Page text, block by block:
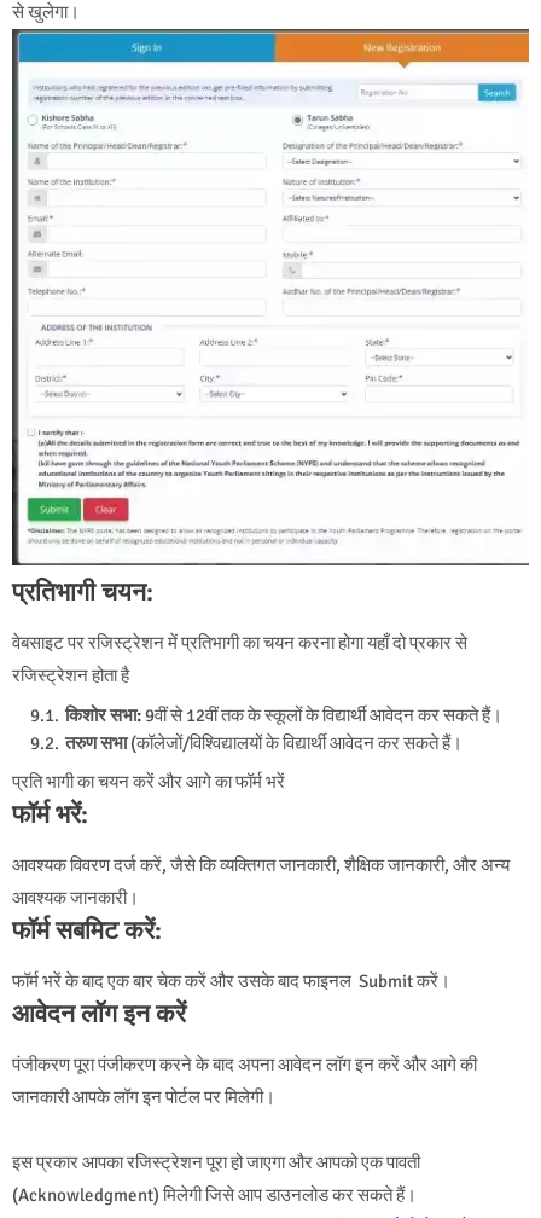
से खुलेगा।
प्रतिभागी चयन:
वेबसाइट पर रजिस्ट्रेशन में प्रतिभागी का चयन करना होगा यहाँ दो प्रकार से
रजिस्ट्रेशन होता है
किशोर सभा:9वीं से 12वीं तक के स्कूलों के विद्यार्थी आवेदन कर सकते हैं।
तरुण सभा(कॉलेजों/विश्विद्यालयों के विद्यार्थी आवेदन कर सकते हैं।
प्रति भागी का चयन करें और आगे का फॉर्म भरें
फॉर्म भरें:
आवश्यक विवरण दर्ज करें, जैसे कि व्यक्तिगत जानकारी, शैक्षिक जानकारी, और अन्य
आवश्यक जानकारी।
फॉर्म सबमिट करें:
फॉर्म भरें के बाद एक बार चेक करें और उसके बाद फाइनल Submit करें।
आवेदन लॉग इन करें
पंजीकरण पूरा पंजीकरण करने के बाद अपना आवेदन लॉग इन करें और आगे की
जानकारी आपके लॉग इन पोर्टल पर मिलेगी।
इस प्रकार आपका रजिस्ट्रेशन पूरा हो जाएगा और आपको एक पावती
(Acknowledgment) मिलेगी जिसे आप डाउनलोड कर सकते हैं।